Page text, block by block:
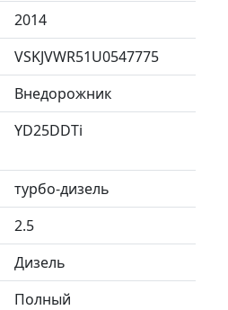
2014
VSKJVWR51U0547775
Внедорожник
YD25DDTi
турбо-дизель
2.5
Дизель
Полный